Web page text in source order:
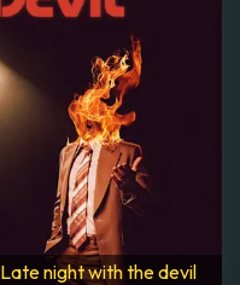
Late night with the devil